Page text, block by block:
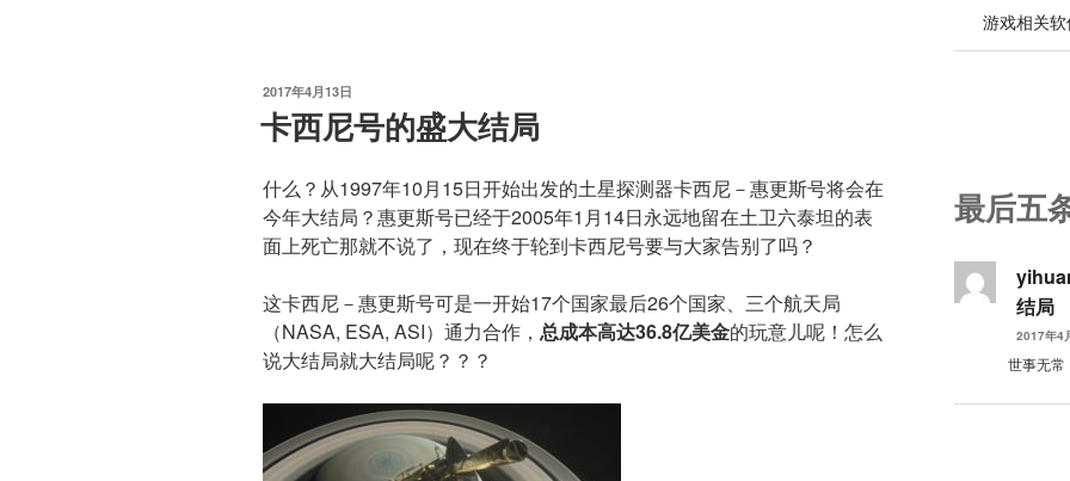
寄
回
的
照
片”
发
布
于
2017年4月13日
卡西尼号的盛大结局
什么？从1997年10月15日开始出发的土星探测器卡西尼－惠更斯号将会在
今年大结局？惠更斯号已经于2005年1月14日永远地留在土卫六泰坦的表
面上死亡那就不说了，现在终于轮到卡西尼号要与大家告别了吗？
这卡西尼－惠更斯号可是一开始17个国家最后26个国家、三个航天局
（NASA, ESA, ASI）通力合作， 总成本高达36.8亿美金的玩意儿呢！怎么
说大结局就大结局呢？？？
游戏相关软
最后五
结局
2017年4
世事无常